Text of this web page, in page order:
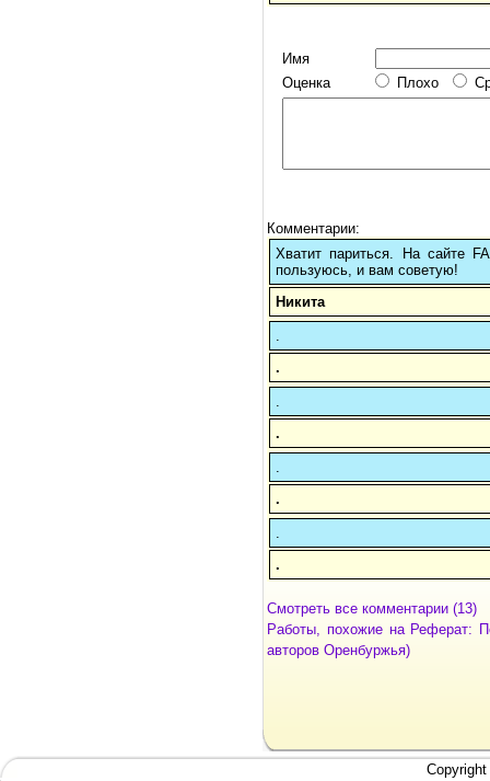
Имя
Оценка
Плохо
Комментарии:
Хватит париться. На сайте
пользуюсь, и вам советую!
Никита
.
.
.
.
Смотреть все комментарии (13)
Работы, похожие на Реферат:
авторов Оренбуржья)